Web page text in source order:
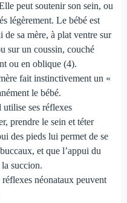
peut soutenir son sein, ou
légèrement. Le bébé est
sa mère, à plat ventre sur
sur un coussin, couché
ou en oblique (4).
fait instinctivement un «
le bébé.
ses réflexes
prendre le sein et téter
des pieds lui permet de se
et que l’appui du
succion.
néonataux peuvent